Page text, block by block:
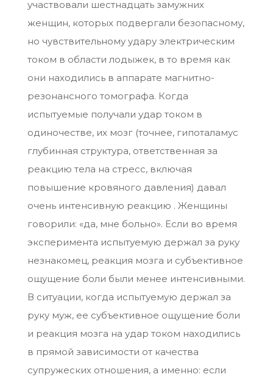
участвовали шестнадцать замужних
женщин, которых подвергали безопасному,
но чувствительному удару электрическим
током в области лодыжек, в то время как
они находились в аппарате магнитно-
резонансного томографа. Когда
испытуемые получали удар током в
одиночестве, их мозг (точнее, гипоталамус
глубинная структура, ответственная за
реакцию тела на стресс, включая
повышение кровяного давления) давал
очень интенсивную реакцию . Женщины
говорили: «да, мне больно». Если во время
эксперимента испытуемую держал за руку
незнакомец, реакция мозга и субъективное
ощущение боли были менее интенсивными.
В ситуации, когда испытуемую держал за
руку муж, ее субъективное ощущение боли
и реакция мозга на удар током находились
в прямой зависимости от качества
супружеских отношения, а именно: если